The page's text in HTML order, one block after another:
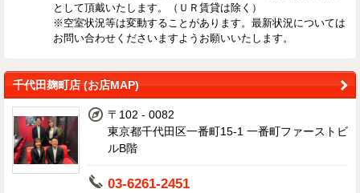
として頂戴いたします。（ＵＲ賃貸は除く）
※空室状況等は変動することがあります。最新状況については
お問い合わせくださいますようお願いいたします。
千代田麹町店 (お店MAP)
〒102 - 0082
東京都千代田区一番町15-1 一番町ファーストビ
ルB階
03-6261-2451